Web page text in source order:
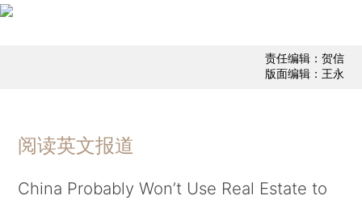
责任编辑：贺信
版面编辑：王永
阅读英文报道
China Probably Won’t Use Real Estate to